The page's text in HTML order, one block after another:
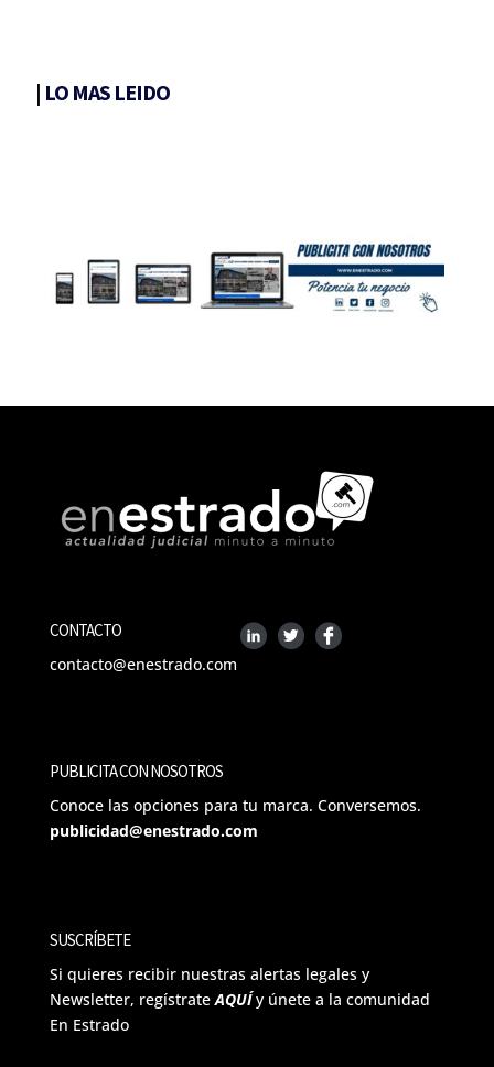
| LO MAS LEIDO
CONTACTO
contacto@enestrado.com
PUBLICITA CON NOSOTROS
Conoce las opciones para tu marca. Conversemos.
publicidad@enestrado.com
SUSCRÍBETE
Si quieres recibir nuestras alertas legales y
Newsletter, regístrateAQUÍ y únete a la comunidad
En Estrado